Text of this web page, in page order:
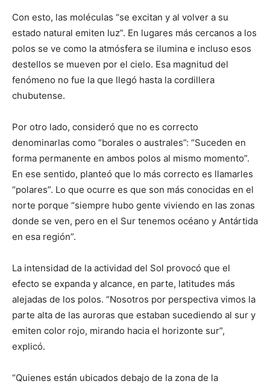
Con esto, las moléculas “se excitan y al volver a su
estado natural emiten luz”. En lugares más cercanos a los
polos se ve como la atmósfera se ilumina e incluso esos
destellos se mueven por el cielo. Esa magnitud del
fenómeno no fue la que llegó hasta la cordillera
chubutense.
Por otro lado, consideró que no es correcto
denominarlas como “borales o australes”: “Suceden en
forma permanente en ambos polos al mismo momento”.
En ese sentido, planteó que lo más correcto es llamarles
“polares”. Lo que ocurre es que son más conocidas en el
norte porque “siempre hubo gente viviendo en las zonas
donde se ven, pero en el Sur tenemos océano y Antártida
en esa región”.
La intensidad de la actividad del Sol provocó que el
efecto se expanda y alcance, en parte, latitudes más
alejadas de los polos. “Nosotros por perspectiva vimos la
parte alta de las auroras que estaban sucediendo al sur y
emiten color rojo, mirando hacia el horizonte sur”,
explicó.
“Quienes están ubicados debajo de la zona de la